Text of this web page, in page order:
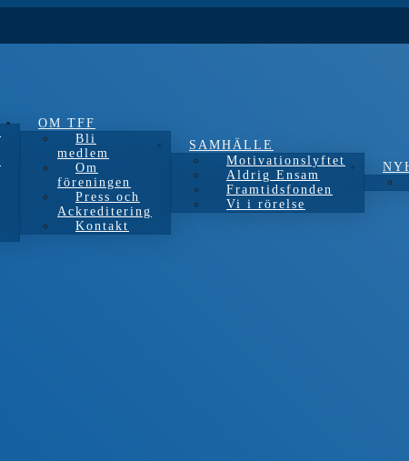
OM TFF
Bli
medlem
Om
föreningen
Press och
Ackreditering
Kontakt
SAMHÄLLE
Motivationslyftet
Aldrig Ensam
Framtidsfonden
Vi i rörelse